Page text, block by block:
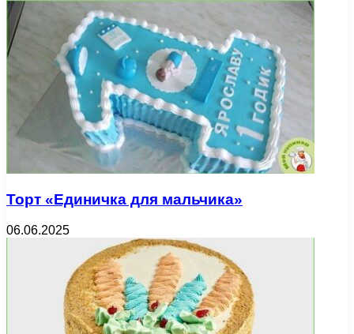
Торт «Единичка для мальчика»
06.06.2025